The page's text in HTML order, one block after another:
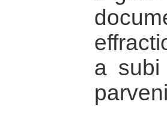
a subi